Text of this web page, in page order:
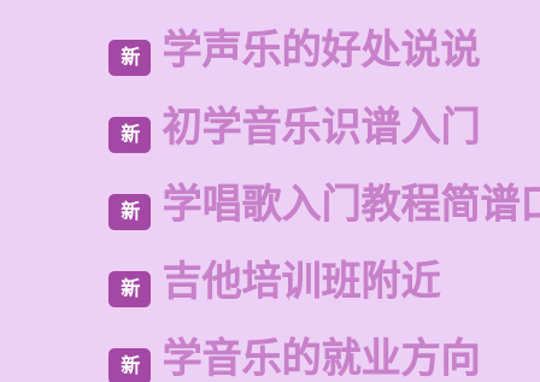
新 学声乐的好处说说
新 初学音乐识谱入门
新 学唱歌入门教程简谱
新 吉他培训班附近
新 学音乐的就业方向